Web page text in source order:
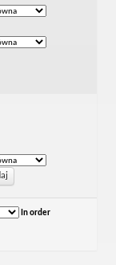
In order